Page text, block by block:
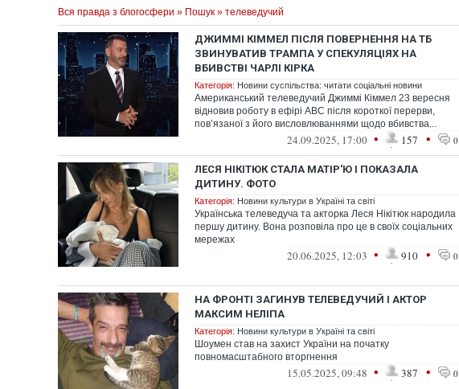
Вся правда з блогосфери » Пошук » телеведучий
ДЖИММІ КІММЕЛ ПІСЛЯ ПОВЕРНЕННЯ НА ТБ
ЗВИНУВАТИВ ТРАМПА У СПЕКУЛЯЦІЯХ НА
ВБИВСТВІ ЧАРЛІ КІРКА
Категорія: Новини суспільства: читати соціальні новини
Американський телеведучий Джиммі Кіммел 23 вересня
відновив роботу в ефірі ABC після короткої перерви,
пов’язаної з його висловлюваннями щодо вбивства...
24.09.2025, 17:00 • 157 • 0
ЛЕСЯ НІКІТЮК СТАЛА МАТІР'Ю І ПОКАЗАЛА
ДИТИНУ. ФОТО
Категорія: Новини культури в Україні та світі
Українська телеведуча та акторка Леся Нікітюк народила
першу дитину. Вона розповіла про це в своїх соціальних
мережах
20.06.2025, 12:03 • 910 • 0
НА ФРОНТІ ЗАГИНУВ ТЕЛЕВЕДУЧИЙ І АКТОР
МАКСИМ НЕЛІПА
Категорія: Новини культури в Україні та світі
Шоумен став на захист України на початку
повномасштабного вторгнення
15.05.2025, 09:48 • 387 • 0